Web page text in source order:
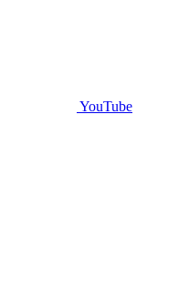
YouTube